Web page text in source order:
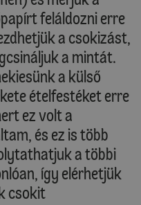
feláldozni erre
a csokizást,
a mintát.
a külső
ételfestéket erre
ez volt a
és ez is több
a többi
így elérhetjük
csokit